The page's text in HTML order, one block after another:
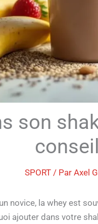
son
SPORT/ Par Axel
novice, la whey est
ajouter dans votre